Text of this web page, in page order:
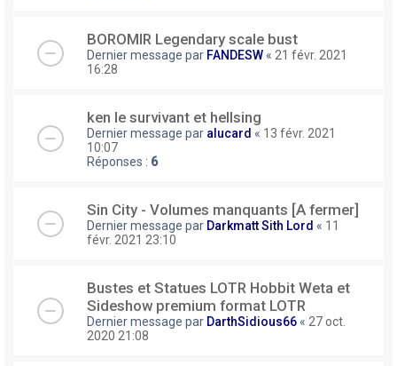
BOROMIR Legendary scale bust
Dernier message par FANDESW « 21 févr. 2021
16:28
ken le survivant et hellsing
Dernier message par alucard « 13 févr. 2021
10:07
Réponses : 6
Sin City - Volumes manquants [A fermer]
Dernier message par Darkmatt Sith Lord « 11
févr. 2021 23:10
Bustes et Statues LOTR Hobbit Weta et
Sideshow premium format LOTR
Dernier message par DarthSidious66 « 27 oct.
2020 21:08